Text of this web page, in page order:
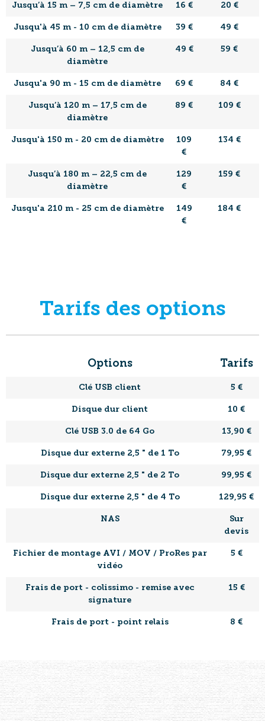
Jusqu’à 15 m – 7,5 cm de diamètre 16 € 20 €
Jusqu'à 45 m - 10 cm de diamètre 39 € 49 €
Jusqu’à 60 m – 12,5 cm de
diamètre
49 € 59 €
Jusqu'a 90 m - 15 cm de diamètre 69 € 84 €
Jusqu’à 120 m – 17,5 cm de
diamètre
89 € 109 €
Jusqu'à 150 m - 20 cm de diamètre
109
€
134 €
Jusqu’à 180 m – 22,5 cm de
diamètre
129
€
159 €
Jusqu'a 210 m - 25 cm de diamètre
149
€
184 €
Tarifs des options
Options Tarifs
Clé USB client 5 €
Disque dur client 10 €
Clé USB 3.0 de 64 Go 13,90 €
Disque dur externe 2,5 " de 1 To 79,95 €
Disque dur externe 2,5 " de 2 To 99,95 €
Disque dur externe 2,5 " de 4 To 129,95 €
NAS
Sur
devis
Fichier de montage AVI / MOV / ProRes par
vidéo
5 €
Frais de port - colissimo - remise avec
signature
15 €
Frais de port - point relais 8 €